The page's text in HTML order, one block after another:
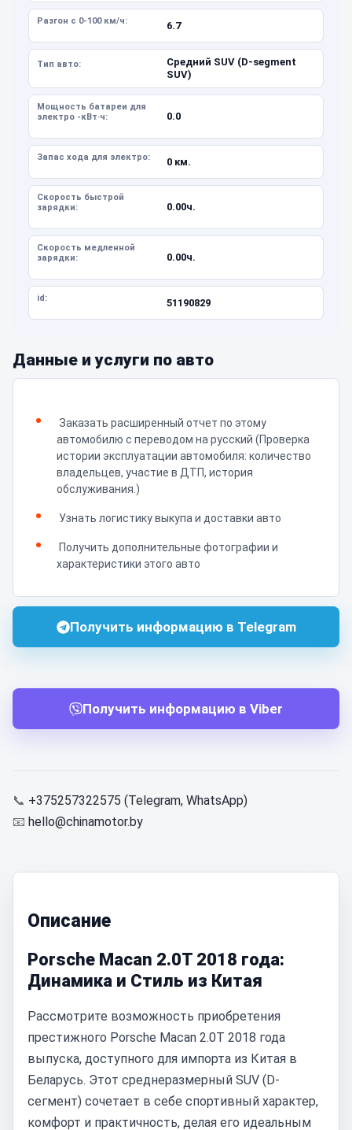
Разгон с 0-100 км/ч: 6.7
Тип авто:
Средний SUV (D-segment
SUV)
Мощность батареи для
электро -кВт·ч:
0.0
Запас хода для электро: 0 км.
Скорость быстрой
зарядки:
0.00ч.
Скорость медленной
зарядки:
0.00ч.
id: 51190829
Данные и услуги по авто
Заказать расширенный отчет по этому
автомобилю с переводом на русский (Проверка
истории эксплуатации автомобиля: количество
владельцев, участие в ДТП, история
обслуживания.)
Узнать логистику выкупа и доставки авто
Получить дополнительные фотографии и
характеристики этого авто
Получить информацию в Telegram
Получить информацию в Viber
📞 +375257322575 (Telegram, WhatsApp)
📧 hello@chinamotor.by
Описание
Porsche Macan 2.0T 2018 года:
Динамика и Стиль из Китая
Рассмотрите возможность приобретения
престижного Porsche Macan 2.0T 2018 года
выпуска, доступного для импорта из Китая в
Беларусь. Этот среднеразмерный SUV (D-
сегмент) сочетает в себе спортивный характер,
комфорт и практичность, делая его идеальным